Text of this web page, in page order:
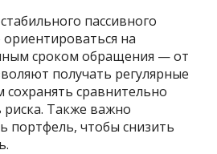
пассивного
на
сроком обращения — от
получать регулярные
сравнительно
Также важно
портфель, чтобы снизить